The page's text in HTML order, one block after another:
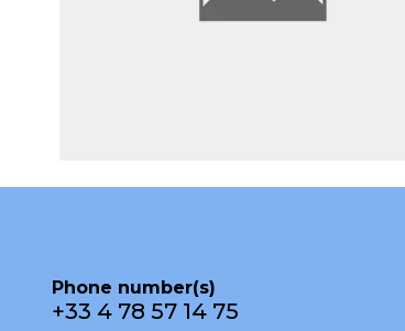
Phone number(s)
+33 4 78 57 14 75